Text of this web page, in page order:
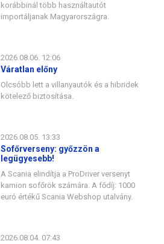
korábbinál több használtautót
importáljanak Magyarországra.
2026.08.06. 12:06
Váratlan előny
Olcsóbb lett a villanyautók és a hibridek
kötelező biztosítása.
2026.08.05. 13:33
Sofőrverseny: győzzön a
legügyesebb!
A Scania elindítja a ProDriver versenyt
kamion sofőrök számára. A fődíj: 1000
euró értékű Scania Webshop utalvány.
2026.08.04. 07:43